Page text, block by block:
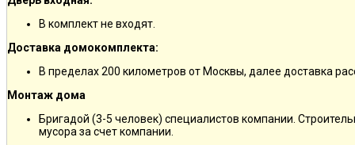
В комплект не входят.
Доставка домокомплекта:
В пределах 200 километров от Москвы, далее доставка
Монтаж дома
Бригадой (3-5 человек) специалистов компании.
мусора за счет компании.